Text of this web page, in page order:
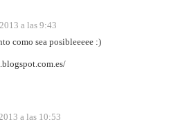
a las 9:43
como sea posibleeeee :)
a las 10:53